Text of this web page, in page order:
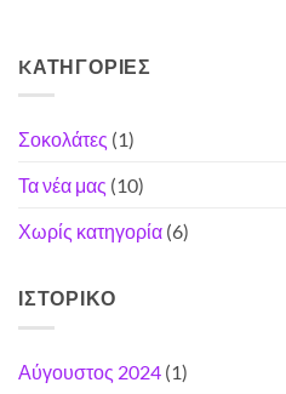
KΑΤΗΓΟΡΊΕΣ
Σοκολάτες (1)
Τα νέα μας (10)
Χωρίς κατηγορία (6)
ΙΣΤΟΡΙΚΌ
Αύγουστος 2024 (1)